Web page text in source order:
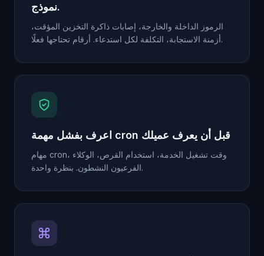
نموذج.
الرموز الداخلة والخارجة، إصابات ذاكرة التخزين المؤقت،
أزمنة الاستجابة، التكلفة لكل استدعاء. أرقام تحتاجها فعلًا.
اعرف بفشل مهمة cron قبل أن يعرف عميلك
مهام cron، وقت تشغيل الخدمة، استخدام القرص، الوكلاء
الفرعيون النشطون. بنظرة واحدة.